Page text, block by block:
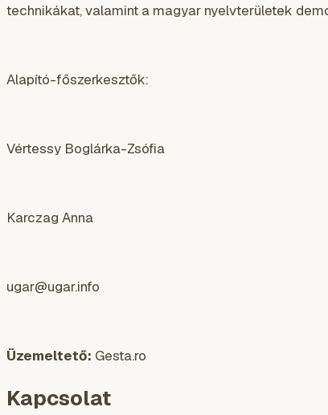
technikákat, valamint a magyar nyelvterületek
Alapító-főszerkesztők:
Vértessy Boglárka-Zsófia
Karczag Anna
ugar@ugar.info
Üzemeltető: Gesta.ro
Kapcsolat